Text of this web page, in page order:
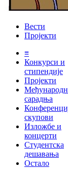
Вести
Пројекти
≡
Конкурси и
стипендије
Пројекти
сарадња
скупови
Изложбе и
концерти
Студентска
дешавања
Остало